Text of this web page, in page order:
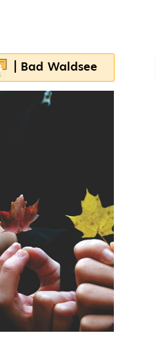
| Bad Waldsee